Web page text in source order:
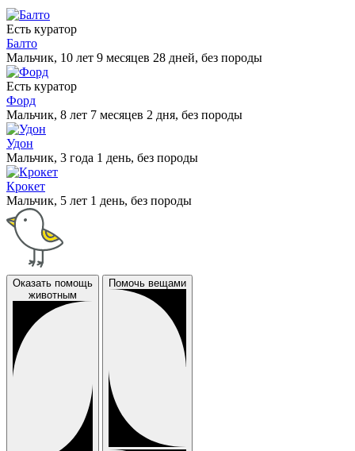
Есть куратор
Балто
Мальчик, 10 лет 9 месяцев 28 дней, без породы
Есть куратор
Форд
Мальчик, 8 лет 7 месяцев 2 дня, без породы
Удон
Мальчик, 3 года 1 день, без породы
Крокет
Мальчик, 5 лет 1 день, без породы
Оказать помощь
животным
Помочь вещами